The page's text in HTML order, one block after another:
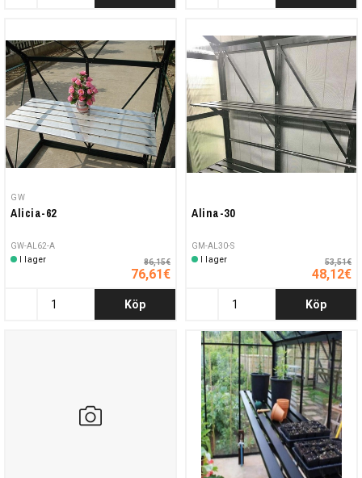
GW
Alicia-62
GW-AL62-A
I lager
86,15€
76,61€
Köp
Alina-30
GM-AL30-S
I lager
53,51€
48,12€
Köp